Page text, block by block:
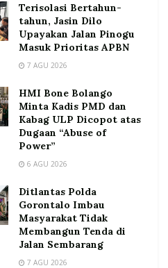
Terisolasi Bertahun-
tahun, Jasin Dilo
Upayakan Jalan Pinogu
Masuk Prioritas APBN
7 AGU 2026
HMI Bone Bolango
Minta Kadis PMD dan
Kabag ULP Dicopot atas
Dugaan “Abuse of
Power”
6 AGU 2026
Ditlantas Polda
Gorontalo Imbau
Masyarakat Tidak
Membangun Tenda di
Jalan Sembarang
7 AGU 2026